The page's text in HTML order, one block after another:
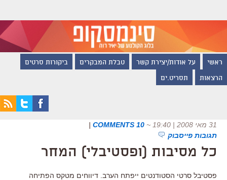
ראשי על אודות/יצירת קשר טבלת המבקרים ביקורות סרטים
הרצאות תסריט.ים
31 מאי 2008 | 19:40 ~
10 COMMENTS
|
תגובות פייסבוק
כל מסיבות (ופסטיבלי) המחר
פסטיבל סרטי הסטודנטים ייפתח הערב. דיווחים מטקס הפתיחה